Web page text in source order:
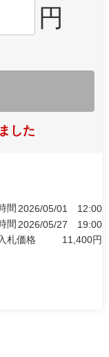
円
した
間 2026/05/01
12:00
間 2026/05/27
19:00
札価格
11,400円